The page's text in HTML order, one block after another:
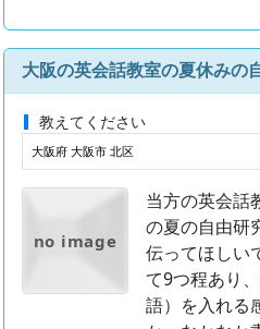
教えてください
大阪府 大阪市 北区
no image
当方の英会話
の夏の自由研
伝ってほしい
て9つ程あり
語）を入れる